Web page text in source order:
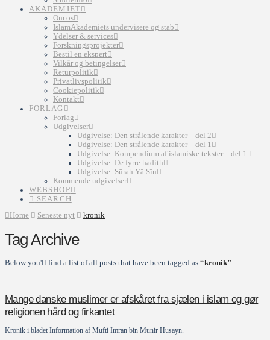
AKADEMIET
Om os
IslamAkademiets undervisere og stab
Ydelser & services
Forskningsprojekter
Bestil en ekspert
Vilkår og betingelser
Returpolitik
Privatlivspolitik
Cookiepolitik
Kontakt
FORLAG
Forlag
Udgivelser
Udgivelse: Den strålende karakter – del 2
Udgivelse: Den strålende karakter – del 1
Udgivelse: Kompendium af islamiske tekster – del 1
Udgivelse: De fyrre hadith
Udgivelse: Sūrah Yā Sīn
Kommende udgivelser
WEBSHOP
SEARCH
Home
Seneste nyt kronik
Tag Archive
Below you'll find a list of all posts that have been tagged as “kronik”
Mange danske muslimer er afskåret fra sjælen i islam og gør
religionen hård og firkantet
Kronik i bladet Information af Mufti Imran bin Munir Husayn.